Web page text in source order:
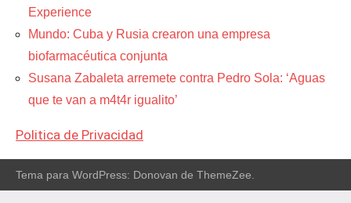
Experience
Mundo: Cuba y Rusia crearon una empresa
biofarmacéutica conjunta
Susana Zabaleta arremete contra Pedro Sola: ‘Aguas
que te van a m4t4r igualito’
Politica de Privacidad
Tema para WordPress: Donovan de ThemeZee.